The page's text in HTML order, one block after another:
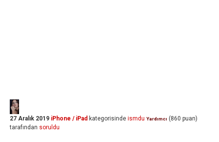
27 Aralık 2019 iPhone / iPad kategorisinde ismdu Yardımcı (860 puan)
tarafından soruldu